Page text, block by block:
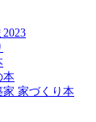
本
家づくり本